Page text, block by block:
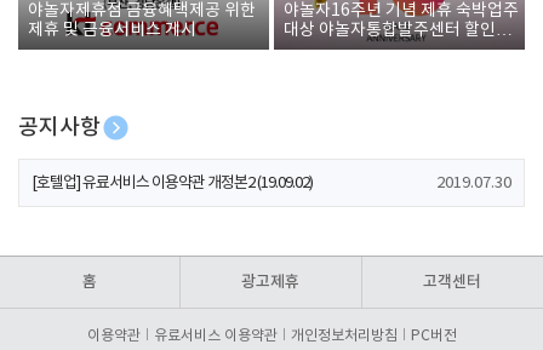
야놀자제휴점 금융혜택제공 위한
제휴 및 금융서비스 게시
야놀자16주년 기념 제휴 숙박업주
대상 야놀자통합발주센터 할인쿠
폰 증정
공지사항
[호텔업] 개인정보 처리방침 개정본1 (19.09.02)
[호텔업] 유료서비스 이용약관 개정본2 (19.09.02) 2019.07.30
홈 광고제휴 고객센터
이용약관 유료서비스 이용약관 개인정보처리방침 PC버전